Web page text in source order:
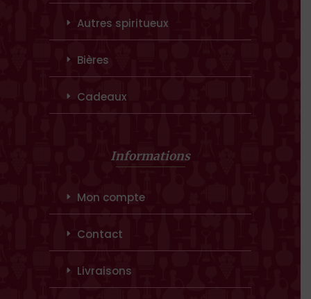
Autres spiritueux
Bières
Cadeaux
Informations
Mon compte
Contact
Livraisons